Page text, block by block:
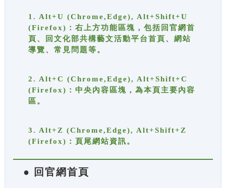
1. Alt+U (Chrome,Edge), Alt+Shift+U
(Firefox)：右上方功能區塊，包括回官網首
頁、回文化部共構藝文活動平台首頁、網站
導覽、常見問題等。
2. Alt+C (Chrome,Edge), Alt+Shift+C
(Firefox)：中央內容區塊，為本頁主要內容
區。
3. Alt+Z (Chrome,Edge), Alt+Shift+Z
(Firefox)：頁尾網站資訊。
● 回官網首頁